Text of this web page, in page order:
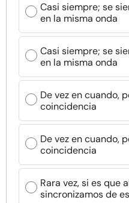
Casi siempre; se
en la misma onda
Casi siempre; se
en la misma onda
De vez en cuando,
coincidencia
De vez en cuando,
coincidencia
Rara vez, si es que
sincronizamos de